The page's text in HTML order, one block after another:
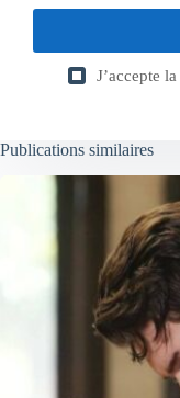
J’accepte la
Publications similaires